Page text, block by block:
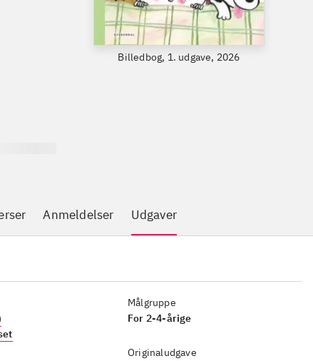
Billedbog, 1. udgave, 2026
Anmeldelser Udgaver
Målgruppe
For 2-4-årige
Originaludgave